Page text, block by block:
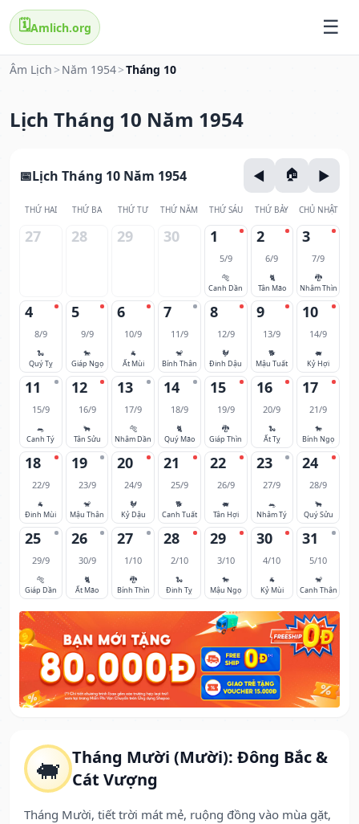
🗓️Amlich.org
Âm Lịch > Năm 1954>Tháng 10
Lịch Tháng 10 Năm 1954
🐖 Tháng Mười (Mười): Đông Bắc &
Cát Vượng
Tháng Mười, tiết trời mát mẻ, ruộng đồng vào mùa gặt,
Lịch Tháng 10 Năm 1954
THỨ HAI THỨ BA THỨ TƯ THỨ NĂM THỨ SÁU THỨ BẢY CHỦ NHẬT
27 28 29 30 1
5/9
🐅
Canh Dần
2
6/9
🐈
Tân Mão
3
7/9
🐉
Nhâm Thìn
4
8/9
🐍
Quý Tỵ
5
9/9
🐎
Giáp Ngọ
6
10/9
🐐
Ất Mùi
7
11/9
🐒
Bính Thân
8
12/9
🐓
Đinh Dậu
9
13/9
🐕
Mậu Tuất
10
14/9
🐖
Kỷ Hợi
11
15/9
🐀
Canh Tý
12
16/9
🐂
Tân Sửu
13
17/9
🐅
Nhâm Dần
14
18/9
🐈
Quý Mão
15
19/9
🐉
Giáp Thìn
16
20/9
🐍
Ất Tỵ
17
21/9
🐎
Bính Ngọ
18
22/9
🐐
Đinh Mùi
19
23/9
🐒
Mậu Thân
20
24/9
🐓
Kỷ Dậu
21
25/9
🐕
Canh Tuất
22
26/9
🐖
Tân Hợi
23
27/9
🐀
Nhâm Tý
24
28/9
🐂
Quý Sửu
25
29/9
🐅
Giáp Dần
26
30/9
🐈
Ất Mão
27
1/10
🐉
Bính Thìn
28
2/10
🐍
Đinh Tỵ
29
3/10
🐎
Mậu Ngọ
30
4/10
🐐
Kỷ Mùi
31
5/10
🐒
Canh Thân